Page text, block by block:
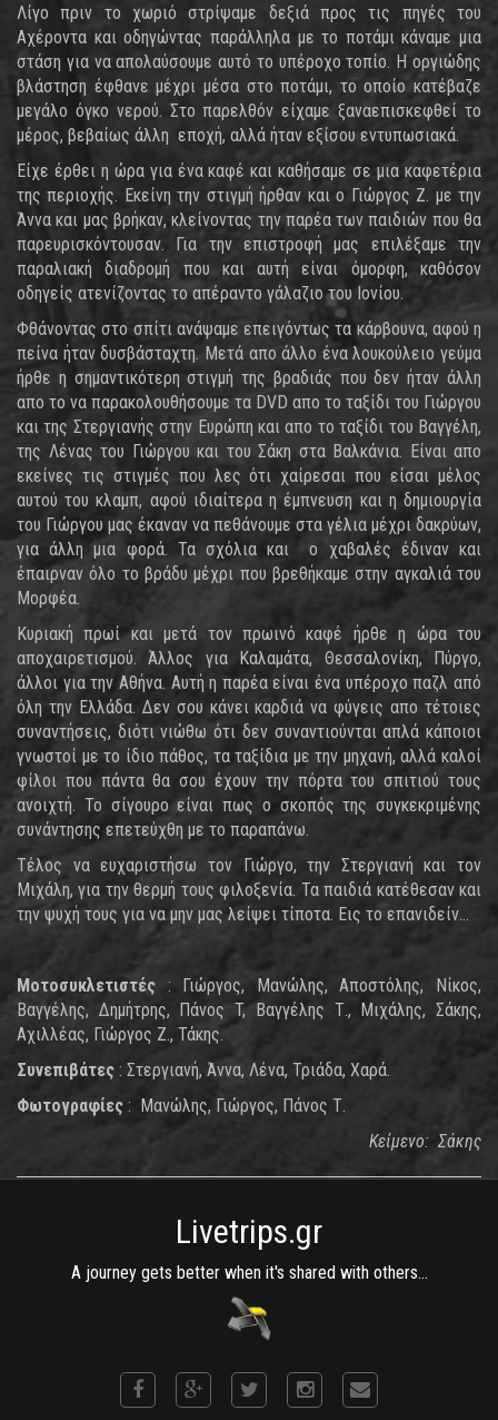
Λίγο πριν το χωριό στρίψαμε δεξιά προς τις πηγές του
Αχέροντα και οδηγώντας παράλληλα με το ποτάμι κάναμε μια
στάση για να απολαύσουμε αυτό το υπέροχο τοπίο. Η οργιώδης
βλάστηση έφθανε μέχρι μέσα στο ποτάμι, το οποίο κατέβαζε
μεγάλο όγκο νερού. Στο παρελθόν είχαμε ξαναεπισκεφθεί το
μέρος, βεβαίως άλλη εποχή, αλλά ήταν εξίσου εντυπωσιακά.
Είχε έρθει η ώρα για ένα καφέ και καθήσαμε σε μια καφετέρια
της περιοχής. Εκείνη την στιγμή ήρθαν και ο Γιώργος Ζ. με την
Άννα και μας βρήκαν, κλείνοντας την παρέα των παιδιών που θα
παρευρισκόντουσαν. Για την επιστροφή μας επιλέξαμε την
παραλιακή διαδρομή που και αυτή είναι όμορφη, καθόσον
οδηγείς ατενίζοντας το απέραντο γάλαζιο του Ιονίου.
Φθάνοντας στο σπίτι ανάψαμε επειγόντως τα κάρβουνα, αφού η
πείνα ήταν δυσβάσταχτη. Μετά απο άλλο ένα λουκούλειο γεύμα
ήρθε η σημαντικότερη στιγμή της βραδιάς που δεν ήταν άλλη
απο το να παρακολουθήσουμε τα DVD απο το ταξίδι του Γιώργου
και της Στεργιανής στην Ευρώπη και απο το ταξίδι του Βαγγέλη,
της Λένας του Γιώργου και του Σάκη στα Βαλκάνια. Είναι απο
εκείνες τις στιγμές που λες ότι χαίρεσαι που είσαι μέλος
αυτού του κλαμπ, αφού ιδιαίτερα η έμπνευση και η δημιουργία
του Γιώργου μας έκαναν να πεθάνουμε στα γέλια μέχρι δακρύων,
για άλλη μια φορά. Τα σχόλια και ο χαβαλές έδιναν και
έπαιρναν όλο το βράδυ μέχρι που βρεθήκαμε στην αγκαλιά του
Μορφέα.
Κυριακή πρωί και μετά τον πρωινό καφέ ήρθε η ώρα του
αποχαιρετισμού. Άλλος για Καλαμάτα, Θεσσαλονίκη, Πύργο,
άλλοι για την Αθήνα. Αυτή η παρέα είναι ένα υπέροχο παζλ από
όλη την Ελλάδα. Δεν σου κάνει καρδιά να φύγεις απο τέτοιες
συναντήσεις, διότι νιώθω ότι δεν συναντιούνται απλά κάποιοι
γνωστοί με το ίδιο πάθος, τα ταξίδια με την μηχανή, αλλά καλοί
φίλοι που πάντα θα σου έχουν την πόρτα του σπιτιού τους
ανοιχτή. Το σίγουρο είναι πως ο σκοπός της συγκεκριμένης
συνάντησης επετεύχθη με το παραπάνω.
Τέλος να ευχαριστήσω τον Γιώργο, την Στεργιανή και τον
Μιχάλη, για την θερμή τους φιλοξενία. Τα παιδιά κατέθεσαν και
την ψυχή τους για να μην μας λείψει τίποτα. Εις το επανιδείν...
Μοτοσυκλετιστές : Γιώργος, Μανώλης, Αποστόλης, Νίκος,
Βαγγέλης, Δημήτρης, Πάνος T, Βαγγέλης Τ., Μιχάλης, Σάκης,
Αχιλλέας, Γιώργος Ζ., Τάκης.
Συνεπιβάτες : Στεργιανή, Άννα, Λένα, Τριάδα, Χαρά.
Φωτογραφίες : Μανώλης, Γιώργος, Πάνος Τ.
Κείμενο: Σάκης
Livetrips.gr
A journey gets better when it's shared with others...